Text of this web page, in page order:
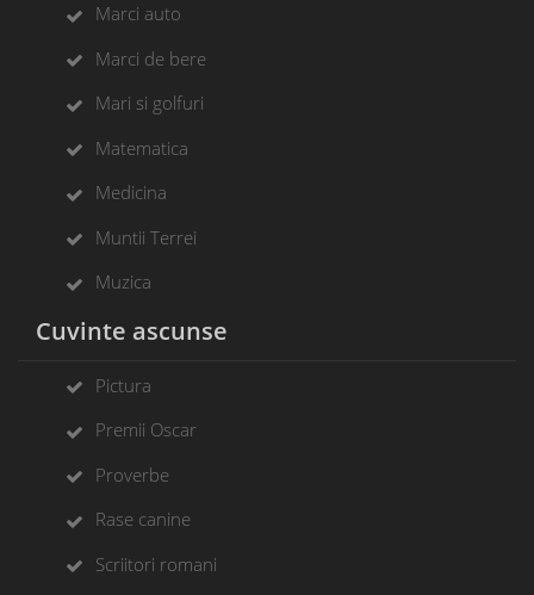
Marci auto
Marci de bere
Mari si golfuri
Matematica
Medicina
Muntii Terrei
Muzica
Cuvinte ascunse
Pictura
Premii Oscar
Proverbe
Rase canine
Scriitori romani